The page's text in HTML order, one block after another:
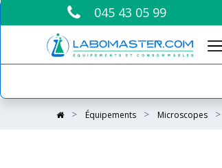
045 43 05 99
Équipements Microscopes